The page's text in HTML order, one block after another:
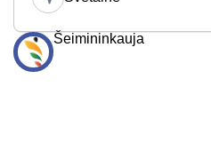
Šeimininkauja